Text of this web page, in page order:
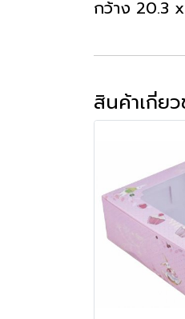
กว้าง 20.3
สินค้าเกี่ย